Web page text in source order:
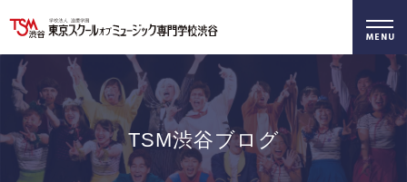
学科・専攻 資料請求 オープンキャンパス
TSM渋谷ブログ